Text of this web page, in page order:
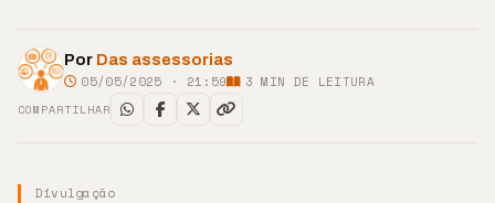
Por Das assessorias
05/05/2025 · 21:59 3 MIN DE LEITURA
COMPARTILHAR
Divulgação